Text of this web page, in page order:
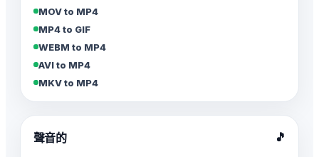
MOV to MP4
MP4 to GIF
WEBM to MP4
AVI to MP4
MKV to MP4
聲音的 🎵